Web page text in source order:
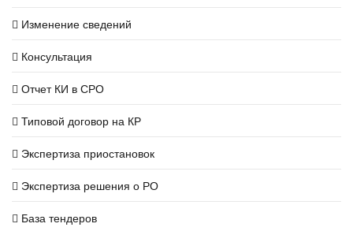
Изменение сведений
Консультация
Отчет КИ в СРО
Типовой договор на КР
Экспертиза приостановок
Экспертиза решения о РО
База тендеров